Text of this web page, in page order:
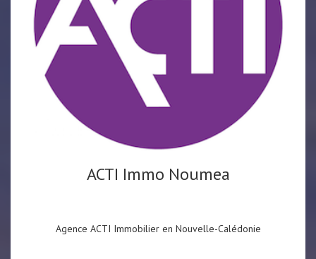
ACTI Immo Noumea
Agence ACTI Immobilier en Nouvelle-Calédonie